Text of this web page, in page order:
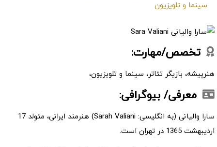
سینما و تلویزیون
تخصص/مهارت:
هنرپیشه، بازیگر تئاتر، سینما و تلویزیون،
معرفی/ بیوگرافی:
سارا والیانی (به انگلیسی: Sarah Valiani) هنرمند ایرانی، متولد 17
اردیبهشت 1365 در تهران است.